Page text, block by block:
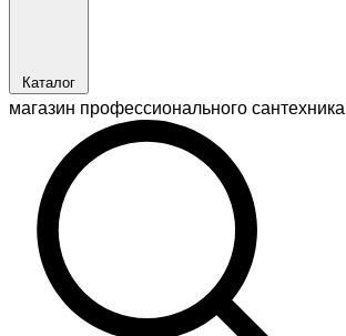
Каталог
магазин профессионального сантехника